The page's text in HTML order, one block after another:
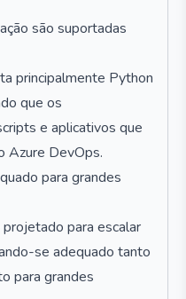
são suportadas
principalmente Python
que os
e aplicativos que
Azure DevOps.
para grandes
para escalar
se adequado tanto
para grandes